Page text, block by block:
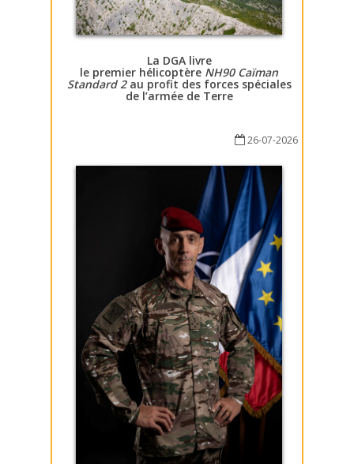
La DGA livre
le premier hélicoptère NH90 Caïman
Standard 2au profit des forces spéciales
de l’armée de Terre
26-07-2026